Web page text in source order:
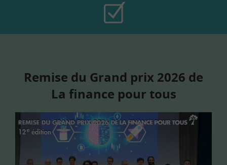
Remise du Grand prix 2026 de
La finance pour tous